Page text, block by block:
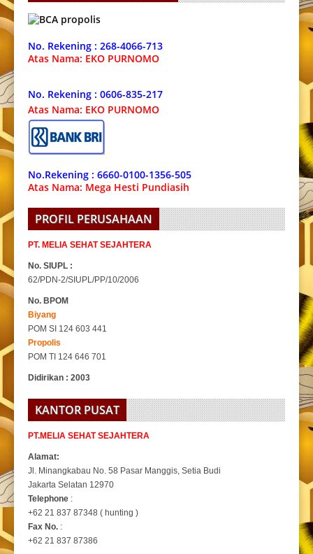
No. Rekening : 268-4066-713
Atas Nama: EKO PURNOMO
No. Rekening : 0606-835-217
Atas Nama: EKO PURNOMO
No.Rekening : 6660-0100-1356-505
Atas Nama: Mega Hesti Pundiasih
PROFIL PERUSAHAAN
PT. MELIA SEHAT SEJAHTERA
No. SIUPL :
62/PDN-2/SIUPL/PP/10/2006
No. BPOM
Biyang
POM SI 124 603 441
Propolis
POM TI 124 646 701
Didirikan : 2003
KANTOR PUSAT
PT.MELIA SEHAT SEJAHTERA
Alamat:
Jl. Minangkabau No. 58 Pasar Manggis, Setia Budi
Jakarta Selatan 12970
Telephone :
+62 21 837 87348 ( hunting )
Fax No. :
+62 21 837 87386